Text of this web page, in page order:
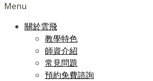
Menu
關於雲飛
教學特色
師資介紹
常見問題
預約免費諮詢